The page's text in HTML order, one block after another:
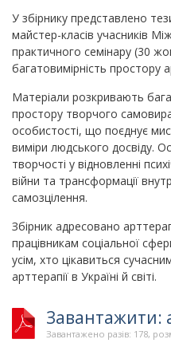
У збірнику представлено
майстер-класів учасників
практичного семінару (30
багатовимірність простору
Матеріали розкривають
простору творчого
особистості, що поєднує
виміри людського досвіду.
творчості у відновленні
війни та трансформації
самозцілення.
Збірник адресовано
працівникам соціальної
усім, хто цікавиться
арттерапії в Україні й світі.
Завантажити:
Завантажено разів: 178,